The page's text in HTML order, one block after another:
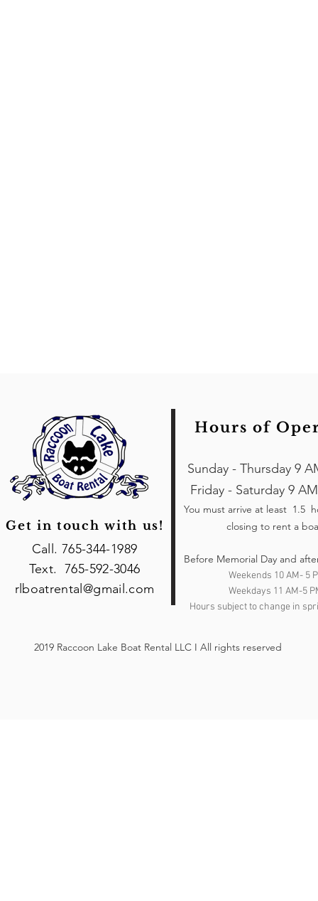
Sunday - Thursday 9
Friday - Saturday 9
You must arrive at least 1.5
closing to rent a
Before Memorial Day and
Weekends 10 AM- 5
Weekdays 11 AM-5
Hours subject to change in
Call. 765-344-1989
Text. 765-592-3046
rlboatrental@gmail.com
Get in touch with us!
Hours of
2019 Raccoon Lake Boat Rental LLC I All rights reserved